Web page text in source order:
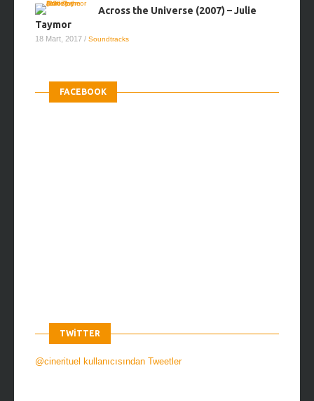
Across the Universe (2007) – Julie
Taymor
18 Mart, 2017 / Soundtracks
FACEBOOK
TWITTER
@cinerituel kullanıcısından Tweetler